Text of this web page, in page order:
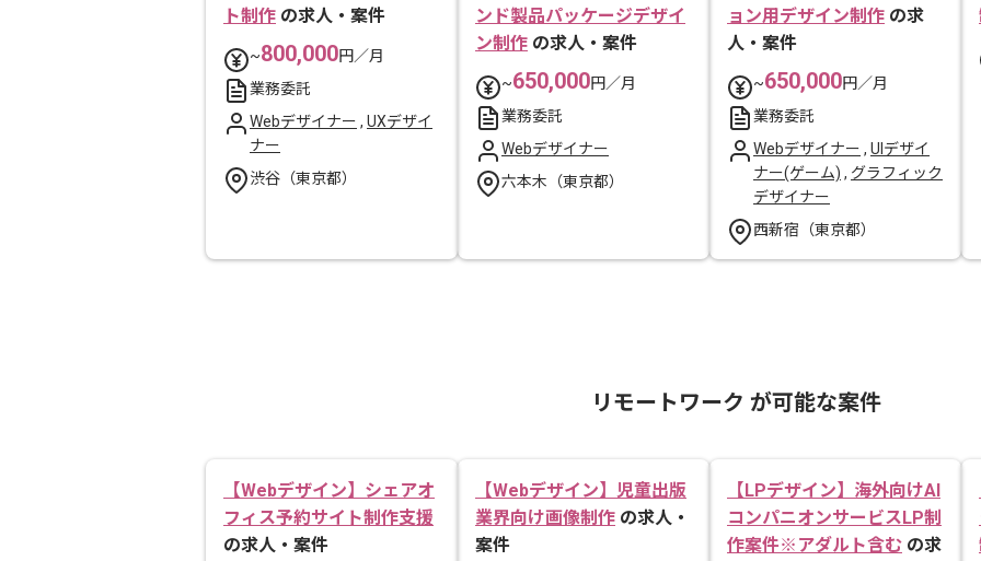
ト制作 の求人・案件
~800,000円／月
業務委託
Webデザイナー , UXデザイ
ナー
渋谷（東京都）
ンド製品パッケージデザイ
ン制作 の求人・案件
~650,000円／月
業務委託
Webデザイナー
六本木（東京都）
ョン用デザイン制作 の求
人・案件
~650,000円／月
業務委託
Webデザイナー , UIデザイ
ナー(ゲーム) , グラフィック
デザイナー
西新宿（東京都）
リモートワーク が可能な案件
【Webデザイン】シェアオ
フィス予約サイト制作支援
の求人・案件
【Webデザイン】児童出版
業界向け画像制作 の求人・
案件
【LPデザイン】海外向けAI
コンパニオンサービスLP制
作案件※アダルト含む の求